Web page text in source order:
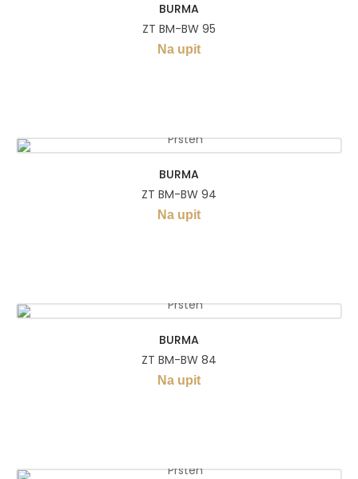
BURMA
ZT BM-BW 95
Na upit
BURMA
ZT BM-BW 94
Na upit
BURMA
ZT BM-BW 84
Na upit